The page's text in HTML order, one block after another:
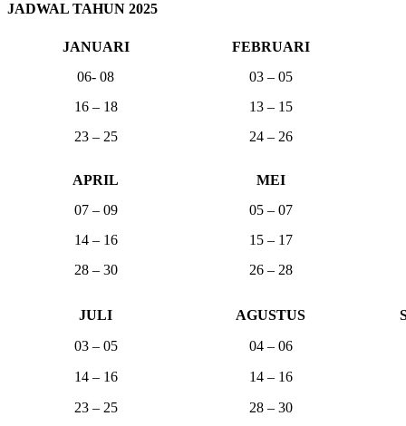
JADWAL TAHUN 2025
JANUARI
FEBRUARI
06- 08
03 – 05
16 – 18
13 – 15
23 – 25
24 – 26
APRIL
MEI
07 – 09
05 – 07
14 – 16
15 – 17
28 – 30
26 – 28
JULI AGUSTUS
03 – 05
04 – 06
14 – 16
14 – 16
23 – 25
28 – 30